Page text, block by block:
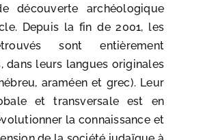
découverte archéologique
Depuis la fin de 2001, les
sont entièrement
dans leurs langues originales
araméen et grec). Leur
et transversale est en
la connaissance et